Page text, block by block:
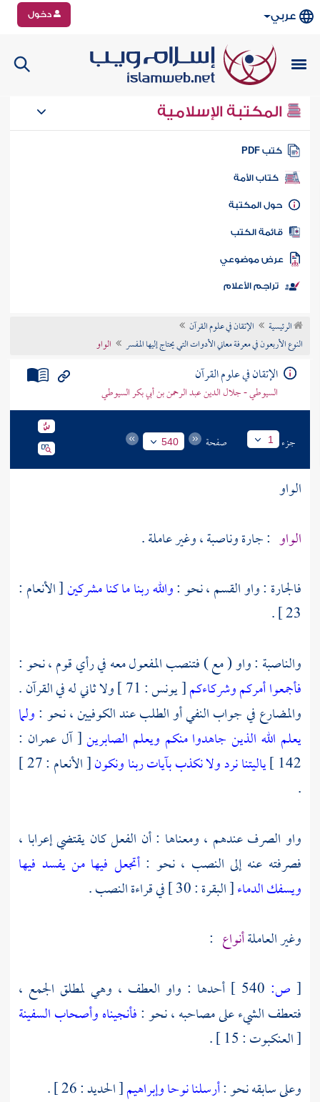
عربي دخول
المكتبة الإسلامية
كتب PDF
كتاب الأمة
المكتبة
الكتب
موضوعي
تراجم الأعلام
الرئيسية
الإتقان في علوم القرآن
النوع الأربعون في معرفة معاني الأدوات التي يحتاج إليها المفسر
الواو
الإتقان في علوم القرآن
السيوطي - جلال الدين عبد الرحمن بن أبي بكر السيوطي
جزء 1 صفحة 540
الواو
الواو : جارة وناصبة ، وغير عاملة .
فالجارة : واو القسم ، نحو :والله ربنا ما كنا مشركين[ الأنعام :
23 ] .
والناصبة : واو ( مع ) فتنصب المفعول معه في رأي قوم ، نحو :
فأجمعوا أمركم وشركاءكم
[ يونس : 71 ] ولا ثاني له في القرآن .
والمضارع في جواب النفي أو الطلب عند الكوفيين ، نحو :ولما
يعلم الله الذين جاهدوا منكم ويعلم الصابرين[ آل عمران :
142 ] ياليتنا نرد ولا نكذب بآيات ربنا ونكون
[ الأنعام : 27 ]
.
واو الصرف عندهم ، ومعناها : أن الفعل كان يقتضي إعرابا ،
فصرفته عنه إلى النصب ، نحو :أتجعل فيها من يفسد فيها
ويسفك الدماء[ البقرة : 30 ] في قراءة النصب .
وغير العاملةأنواع :
[ ص:
أحدها : واو العطف ، وهي لمطلق الجمع ،
فتعطف الشيء على مصاحبه ، نحو :فأنجيناه وأصحاب السفينة
[ العنكبوت : 15 ] .
وعلى سابقه نحو :أرسلنا نوحا وإبراهيم[ الحديد : 26 ] .